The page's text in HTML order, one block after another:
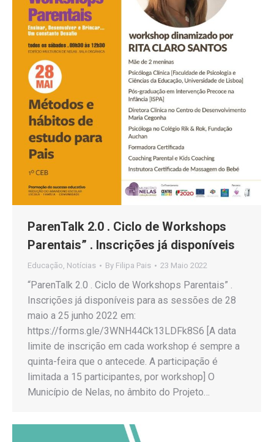
ParenTalk 2.0 . Ciclo de Workshops
Parentais” . Inscrições já disponíveis
Educação, Notícias By Filipa Pais 23 Maio 2022
“ParenTalk 2.0 . Ciclo de Workshops Parentais” .
Inscrições já disponíveis para as sessões de 28
maio a 25 junho 2022 em:
https://forms.gle/3WNH44Ck13LDFk8S6 [A data
limite de inscrição em cada workshop é sempre a
quinta-feira que o antecede. A participação é
limitada a 15 participantes, por workshop] O
Município de Nelas, no âmbito do Projeto…